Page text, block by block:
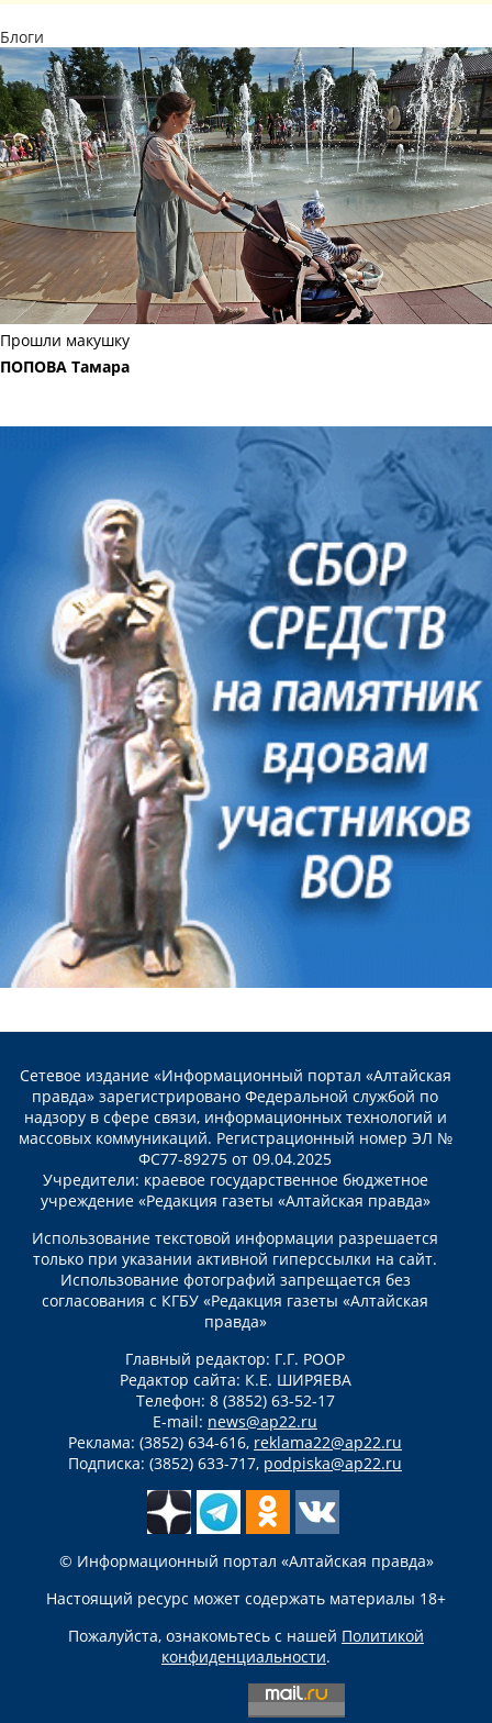
Блоги
Прошли макушку
ПОПОВА Тамара
Сетевое издание «Информационный портал «Алтайская
правда» зарегистрировано Федеральной службой по
надзору в сфере связи, информационных технологий и
массовых коммуникаций. Регистрационный номер ЭЛ №
ФС77-89275 от 09.04.2025
Учредители: краевое государственное бюджетное
учреждение «Редакция газеты «Алтайская правда»
Использование текстовой информации разрешается
только при указании активной гиперссылки на сайт.
Использование фотографий запрещается без
согласования с КГБУ «Редакция газеты «Алтайская
правда»
Главный редактор: Г.Г. РООР
Редактор сайта: К.Е. ШИРЯЕВА
Телефон: 8 (3852) 63-52-17
E-mail: news@ap22.ru
Реклама: (3852) 634-616, reklama22@ap22.ru
Подписка: (3852) 633-717, podpiska@ap22.ru
© Информационный портал «Алтайская правда»
Настоящий ресурс может содержать материалы 18+
Пожалуйста, ознакомьтесь с нашей Политикой
конфиденциальности.